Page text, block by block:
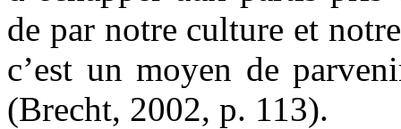
de par notre culture et
c’est un moyen de
(Brecht, 2002, p. 113).